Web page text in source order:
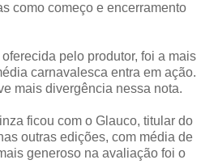
como começo e encerramento
pelo produtor, foi a mais
carnavalesca entra em ação.
mais divergência nessa nota.
ficou com o Glauco, titular do
outras edições, com média de
generoso na avaliação foi o